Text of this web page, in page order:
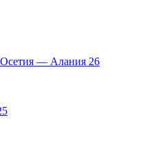
Осетия — Алания 26